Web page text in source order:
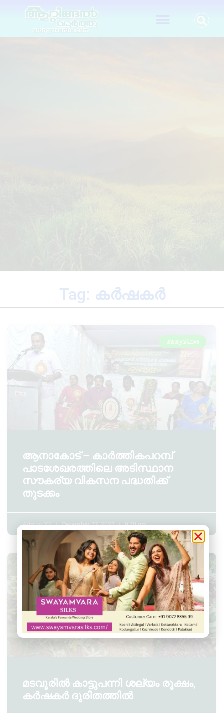
Tag: കർഷകർ
അരുവിക്കര
ആനാകോട് – കാർത്തികപറമ്പ്
പാടശേഖരത്തിലെ അടിസ്ഥാന
സൗകര്യ വികസന പദ്ധതിക്ക്
തുടക്കം
Admin YS December 27, 2022 9:20 pm
മടവൂർ
മടവൂരിൽ കാട്ടുപന്നി ശല്യം രൂക്ഷം,
കർഷകർ ദുരിതത്തിൽ